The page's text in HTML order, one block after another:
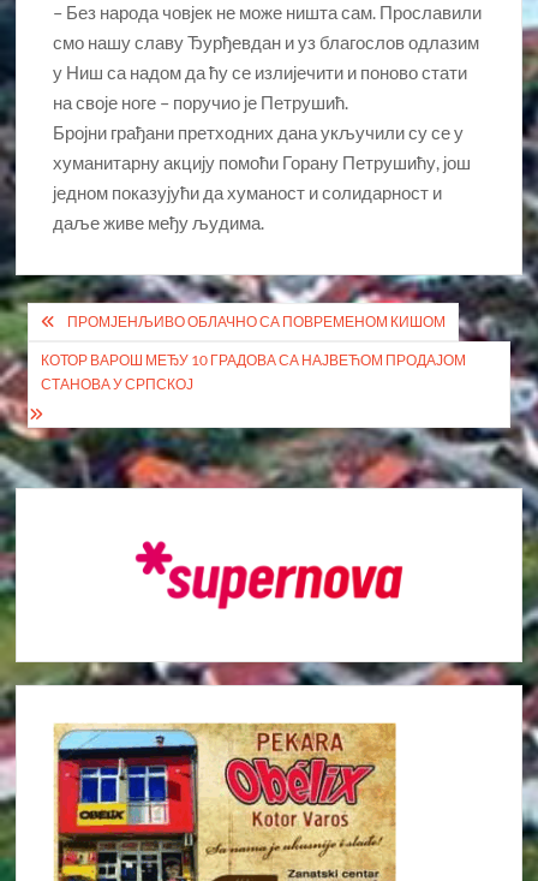
– Без народа човјек не може ништа сам. Прославили
смо нашу славу Ђурђевдан и уз благослов одлазим
у Ниш са надом да ћу се излијечити и поново стати
на своје ноге – поручио је Петрушић.
Бројни грађани претходних дана укључили су се у
хуманитарну акцију помоћи Горану Петрушићу, још
једном показујући да хуманост и солидарност и
даље живе међу људима.
Кретање
чланка
ПРОМЈЕНЉИВО ОБЛАЧНО СА ПОВРЕМЕНОМ КИШОМ
КОТОР ВАРОШ МЕЂУ 10 ГРАДОВА СА НАЈВЕЋОМ ПРОДАЈОМ
СТАНОВА У СРПСКОЈ